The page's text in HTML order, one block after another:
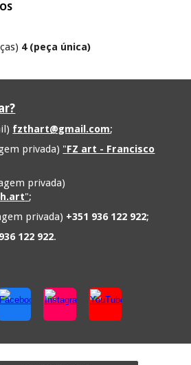
4 (peça única)
fzthart@gmail.com;
privada) "FZ art - Francisco
privada)
";
privada) +351 936 122 922;
122 922.